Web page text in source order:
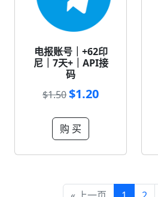
电报账号｜+62印
尼｜7天+｜API接
码
$1.50$1.20
购 买